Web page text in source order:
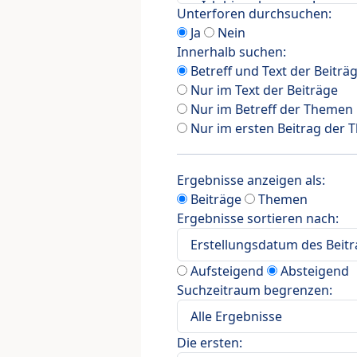
Unterforen durchsuchen:
Ja
Nein
Innerhalb suchen:
Betreff und Text der
Nur im Text der Beiträge
Nur im Betreff der Themen
Nur im ersten Beitrag der
Ergebnisse anzeigen als:
Beiträge
Themen
Ergebnisse sortieren nach:
Aufsteigend
Absteigend
Suchzeitraum begrenzen:
Die ersten: